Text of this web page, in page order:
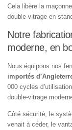
Cela libère la
double-vitrage en
Notre
moderne, en
Nous équipons nos
importés
000 cycles
double-vitrage
Côté sécurité, le
venait à céder, le